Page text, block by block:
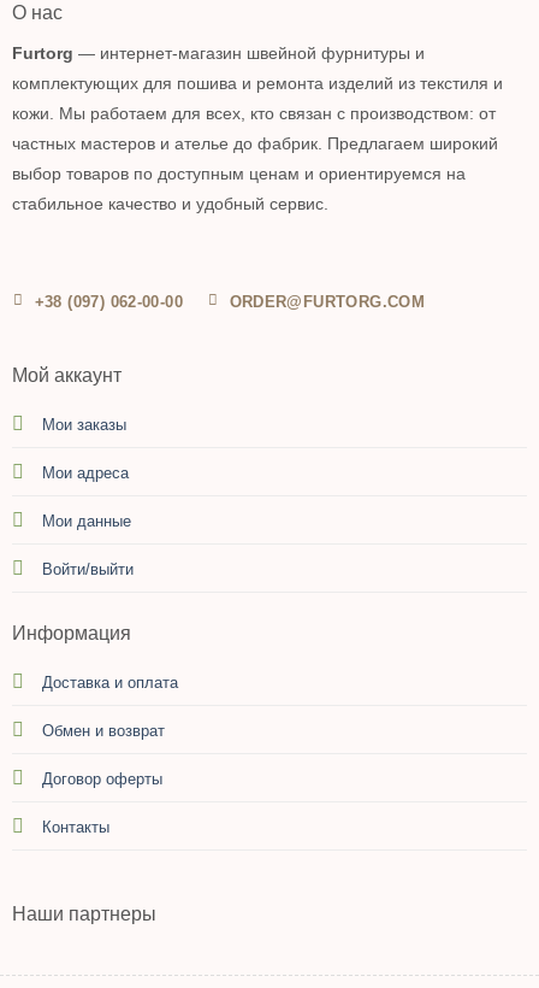
О нас
Furtorg — интернет-магазин швейной фурнитуры и
комплектующих для пошива и ремонта изделий из текстиля и
кожи. Мы работаем для всех, кто связан с производством: от
частных мастеров и ателье до фабрик. Предлагаем широкий
выбор товаров по доступным ценам и ориентируемся на
стабильное качество и удобный сервис.
+38 (097) 062-00-00 ORDER@FURTORG.COM
Мой аккаунт
Мои заказы
Мои адреса
Мои данные
Войти/выйти
Информация
Доставка и оплата
Обмен и возврат
Договор оферты
Контакты
Наши партнеры